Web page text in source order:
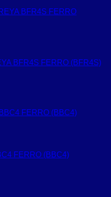
BFR4S FERRO (BFR4S)
FERRO (BBC4)